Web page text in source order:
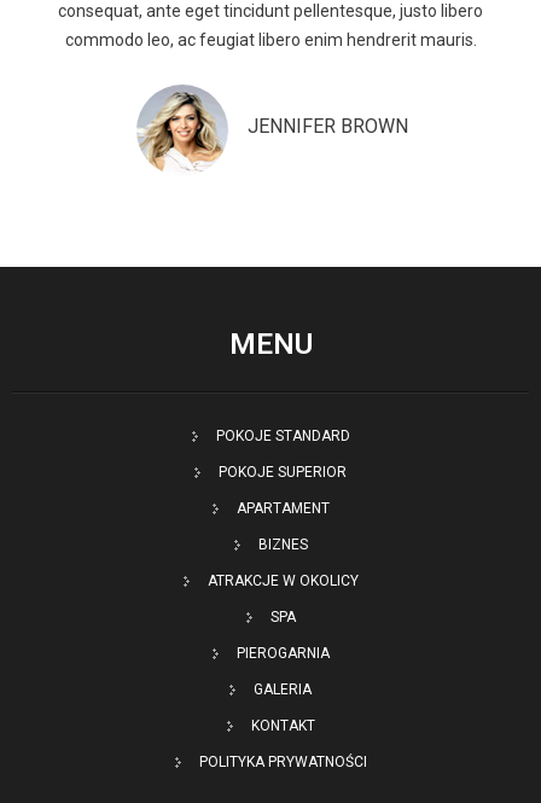
consequat, ante eget tincidunt pellentesque, justo libero
commodo leo, ac feugiat libero enim hendrerit mauris.
JENNIFER BROWN
MENU
POKOJE STANDARD
POKOJE SUPERIOR
APARTAMENT
BIZNES
ATRAKCJE W OKOLICY
SPA
PIEROGARNIA
GALERIA
KONTAKT
POLITYKA PRYWATNOŚCI